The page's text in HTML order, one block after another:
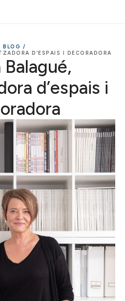
BLOG /
D’ESPAIS I DECORADORA
d’espais i